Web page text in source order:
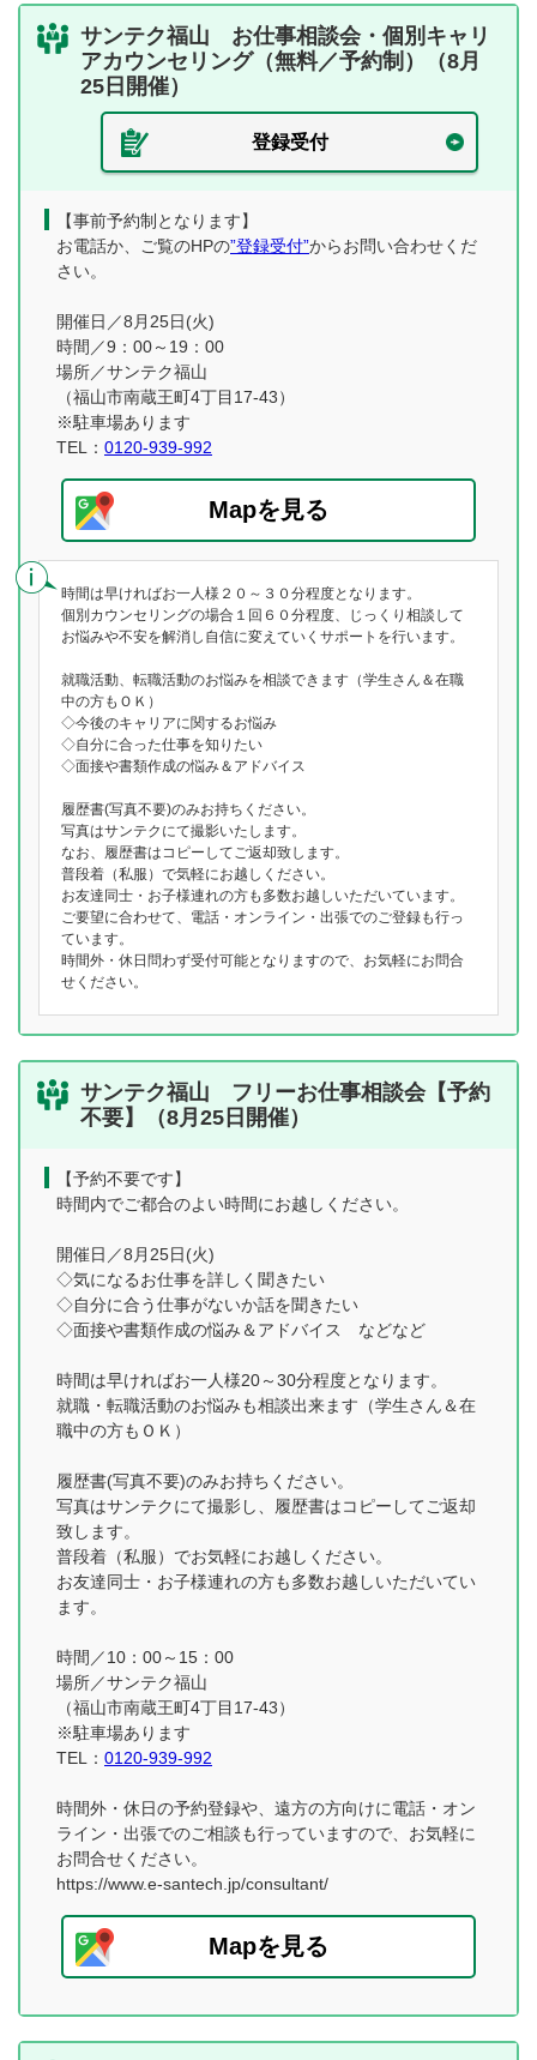
サンテク福山 お仕事相談会・個別キャリ
アカウンセリング（無料／予約制）（8月
25日開催）
登録受付
【事前予約制となります】
お電話か、ご覧のHPの”登録受付”からお問い合わせくだ
さい。
開催日／8月25日(火)
時間／9：00～19：00
場所／サンテク福山
（福山市南蔵王町4丁目17-43）
※駐車場あります
TEL： 0120-939-992
Mapを見る
時間は早ければお一人様２０～３０分程度となります。
個別カウンセリングの場合１回６０分程度、じっくり相談して
お悩みや不安を解消し自信に変えていくサポートを行います。
就職活動、転職活動のお悩みを相談できます（学生さん＆在職
中の方もＯＫ）
◇今後のキャリアに関するお悩み
◇自分に合った仕事を知りたい
◇面接や書類作成の悩み＆アドバイス
履歴書(写真不要)のみお持ちください。
写真はサンテクにて撮影いたします。
なお、履歴書はコピーしてご返却致します。
普段着（私服）で気軽にお越しください。
お友達同士・お子様連れの方も多数お越しいただいています。
ご要望に合わせて、電話・オンライン・出張でのご登録も行っ
ています。
時間外・休日問わず受付可能となりますので、お気軽にお問合
せください。
サンテク福山 フリーお仕事相談会【予約
不要】（8月25日開催）
【予約不要です】
時間内でご都合のよい時間にお越しください。
開催日／8月25日(火)
◇気になるお仕事を詳しく聞きたい
◇自分に合う仕事がないか話を聞きたい
◇面接や書類作成の悩み＆アドバイス などなど
時間は早ければお一人様20～30分程度となります。
就職・転職活動のお悩みも相談出来ます（学生さん＆在
職中の方もＯＫ）
履歴書(写真不要)のみお持ちください。
写真はサンテクにて撮影し、履歴書はコピーしてご返却
致します。
普段着（私服）でお気軽にお越しください。
お友達同士・お子様連れの方も多数お越しいただいてい
ます。
時間／10：00～15：00
場所／サンテク福山
（福山市南蔵王町4丁目17-43）
※駐車場あります
TEL： 0120-939-992
時間外・休日の予約登録や、遠方の方向けに電話・オン
ライン・出張でのご相談も行っていますので、お気軽に
お問合せください。
https://www.e-santech.jp/consultant/
Mapを見る